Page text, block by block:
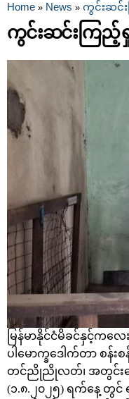
You are here
Home » News » ကွင်းဆင်း
ကွင်းဆင်းကြည့်ရှု့
မြန်မာနိုင်ငံမိခင်နှင့်ကလ
ပါမောက္ခဒေါက်တာ စန်း
တင်ညိုညိုလတ်၊ အတွင်းရ
(၁.၈.၂၀၂၅) ရက်နေ့ တွ